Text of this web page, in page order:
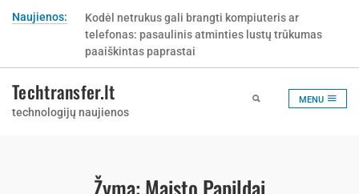
Naujienos:
Kodėl netrukus gali brangti kompiuteris ar
telefonas: pasaulinis atminties lustų trūkumas
paaiškintas paprastai
Techtransfer.lt
technologijų naujienos
MENU